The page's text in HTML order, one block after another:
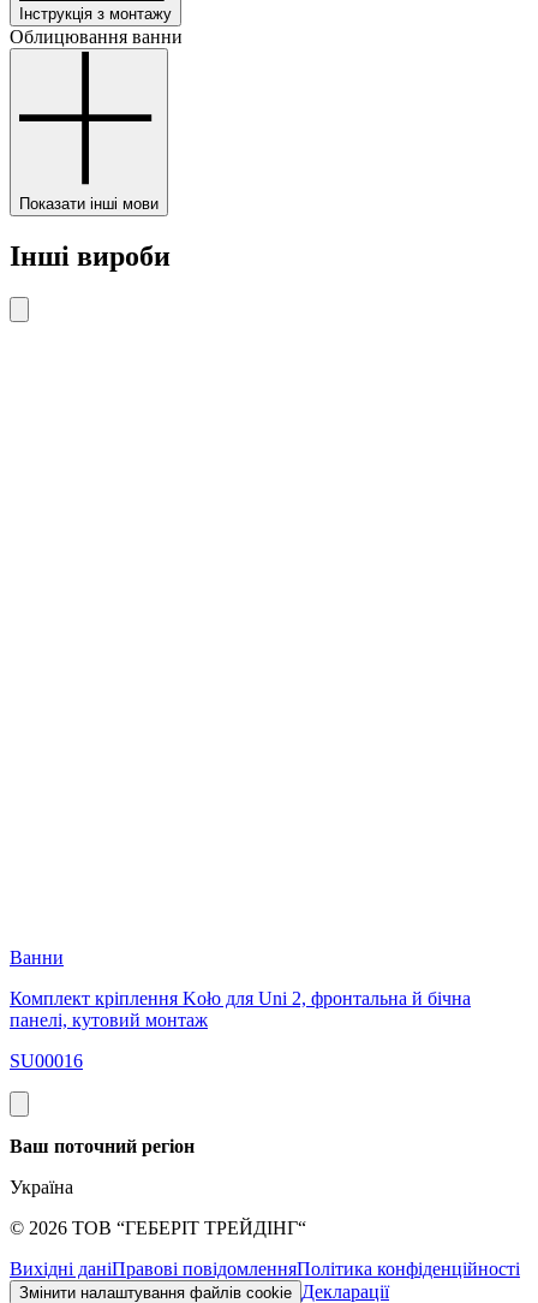
Інструкція з монтажу
Облицювання ванни
Показати інші мови
Інші вироби
Ванни
Комплект кріплення Koło для Uni 2, фронтальна й бічна
панелі, кутовий монтаж
SU00016
Ваш поточний регіон
Україна
© 2026 ТОВ “ГЕБЕРІТ ТРЕЙДІНГ“
Вихідні даніПравові повідомленняПолітика конфіденційності
Змінити налаштування файлів cookie Декларації